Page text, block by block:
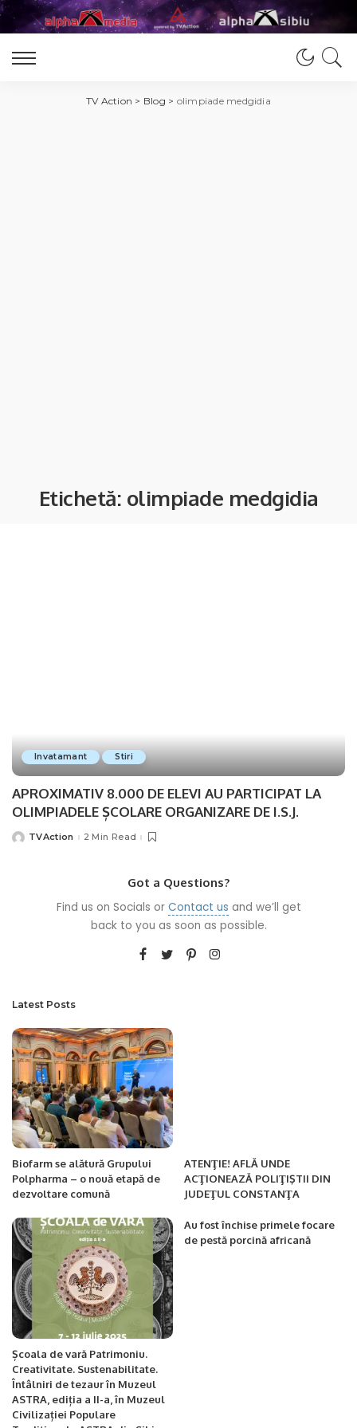
TV Action > Blog > olimpiade medgidia
Etichetă: olimpiade medgidia
Invatamant Stiri
APROXIMATIV 8.000 DE ELEVI AU PARTICIPAT LA
OLIMPIADELE ȘCOLARE ORGANIZARE DE I.S.J.
PostedTVAction 2 Min Read
Got a Questions?
Find us on Socials or Contact us and we’ll get
back to you as soon as possible.
Latest Posts
Biofarm se alătură Grupului
Polpharma – o nouă etapă de
dezvoltare comună
ATENŢIE! AFLĂ UNDE
ACŢIONEAZĂ POLIŢIŞTII DIN
JUDEŢUL CONSTANŢA
Școala de vară Patrimoniu.
Creativitate. Sustenabilitate.
Întâlniri de tezaur în Muzeul
ASTRA, ediția a II-a, în Muzeul
Civilizației Populare
Au fost închise primele focare
de pestă porcină africană